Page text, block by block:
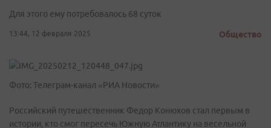
Для этого ему потребовалось 68 суток
13:44, 12 февраля 2025 Общество
Фото: Телеграм-канал «РИА Новости»
Российский путешественник Федор Конюхов стал первым в
истории, кто смог пересечь Южную Атлантику на весельной